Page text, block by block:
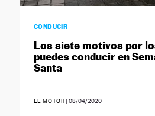
CONDUCIR
Los siete motivos por
puedes conducir en
Santa
EL MOTOR |08/04/2020